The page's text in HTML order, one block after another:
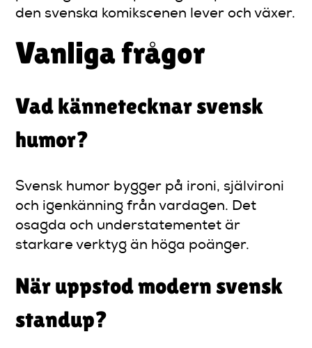
den svenska komikscenen lever och växer.
Vanliga frågor
Vad kännetecknar svensk
humor?
Svensk humor bygger på ironi, självironi
och igenkänning från vardagen. Det
osagda och understatementet är
starkare verktyg än höga poänger.
När uppstod modern svensk
standup?